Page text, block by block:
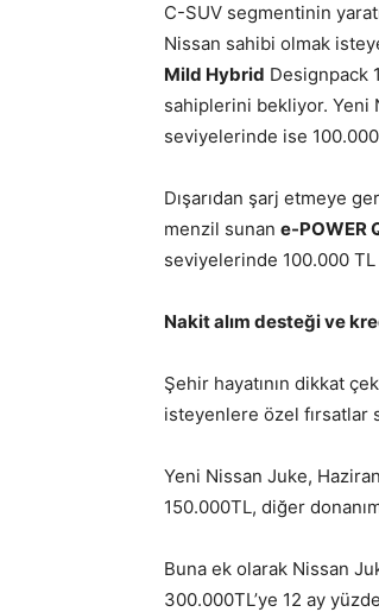
C-SUV segmentinin
Nissan sahibi olmak
Mild Hybrid Designpack
sahiplerini bekliyor. Yeni
seviyelerinde ise
Dışarıdan şarj etmeye
menzil sunan e-POWER
seviyelerinde 100.000 TL
Nakit alım desteği ve
Şehir hayatının dikkat
isteyenlere özel fırsatlar
Yeni Nissan Juke,
150.000TL, diğer
Buna ek olarak Nissan
300.000TL’ye 12 ay